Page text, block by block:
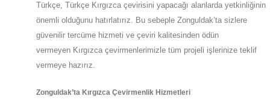
Türkçe, Türkçe Kırgızca çevirisini yapacağı alanlarda yetkinliğinin
önemli olduğunu hatırlatırız. Bu sebeple Zonguldak’ta sizlere
güvenilir tercüme hizmeti ve çeviri kalitesinden ödün
vermeyen Kırgızca çevirmenlerimizle tüm projeli işlerinize teklif
vermeye hazırız.
Zonguldak’ta Kırgızca Çevirmenlik Hizmetleri